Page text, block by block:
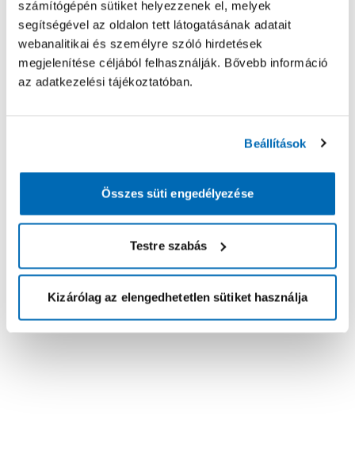
számítógépén sütiket helyezzenek el, melyek
segítségével az oldalon tett látogatásának adatait
webanalitikai és személyre szóló hirdetések
megjelenítése céljából felhasználják. Bővebb információ
az adatkezelési tájékoztatóban.
Beállítások
Összes süti engedélyezése
Testre szabás
Kizárólag az elengedhetetlen sütiket használja